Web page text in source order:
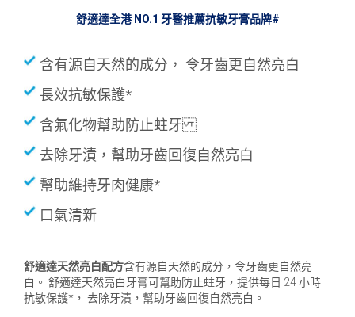
舒適達全港 NO.1 牙醫推薦抗敏牙膏品牌#
含有源自天然的成分， 令牙齒更自然亮白
長效抗敏保護*
含氟化物幫助防止蛀牙
去除牙漬，幫助牙齒回復自然亮白
幫助維持牙肉健康*
口氣清新
舒適達天然亮白配方含有源自天然的成分，令牙齒更自然亮
白。 舒適達天然亮白牙膏可幫助防止蛀牙，提供每日 24 小時
抗敏保護*， 去除牙漬，幫助牙齒回復自然亮白。